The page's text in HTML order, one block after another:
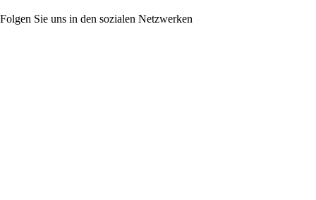
Folgen Sie uns in den sozialen Netzwerken